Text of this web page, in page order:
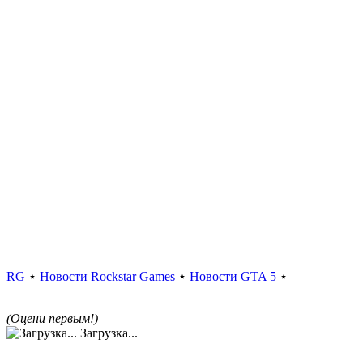
RG ⋆ Новости Rockstar Games ⋆ Новости GTA 5 ⋆
(Оцени первым!)
Загрузка...